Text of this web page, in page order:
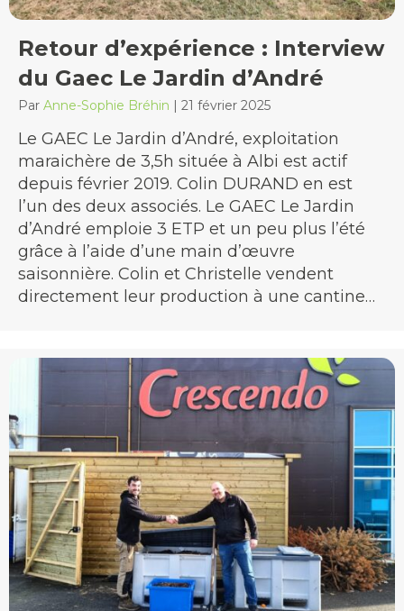
Retour d’expérience : Interview
du Gaec Le Jardin d’André
Par Anne-Sophie Bréhin 21 février 2025
Le GAEC Le Jardin d’André, exploitation
maraichère de 3,5h située à Albi est actif
depuis février 2019. Colin DURAND en est
l’un des deux associés. Le GAEC Le Jardin
d’André emploie 3 ETP et un peu plus l’été
grâce à l’aide d’une main d’œuvre
saisonnière. Colin et Christelle vendent
directement leur production à une cantine…